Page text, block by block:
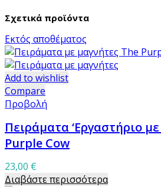
Σχετικά προϊόντα
Εκτός αποθέματος
Add to wishlist
Compare
Προβολή
Πειράματα ‘Εργαστήριο
Purple Cow
23,00 €
Διαβάστε περισσότερα